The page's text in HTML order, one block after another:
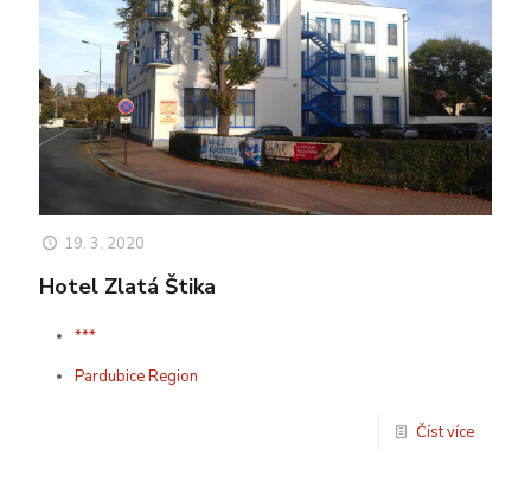
19. 3. 2020
Hotel Zlatá Štika
***
Pardubice Region
Číst více